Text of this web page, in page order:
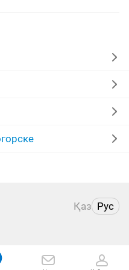
Қаз Рус